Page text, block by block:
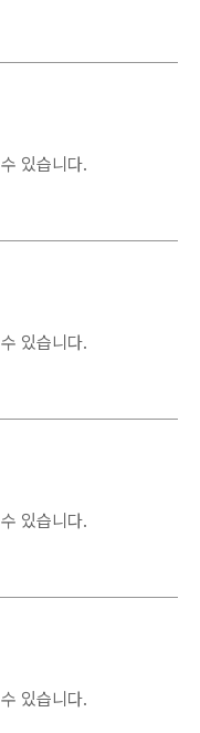
있습니다.
있습니다.
있습니다.
있습니다.